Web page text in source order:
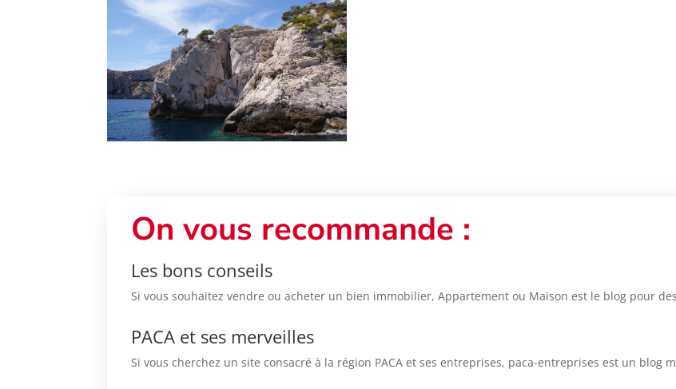
On vous recommande :
Les bons conseils
Si vous souhaitez vendre ou acheter un bien immobilier, Appartement ou Maison est le blog pour
PACA et ses merveilles
Si vous cherchez un site consacré à la région PACA et ses entreprises, paca-entreprises est un blog